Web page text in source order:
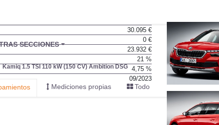
SECCIONES
Kamiq 1.5 TSI 110 kW (150 CV) Ambition DSG
Mediciones propias Todo
30.095 €
0 €
23.932 €
21 %
4,75 %
09/2023